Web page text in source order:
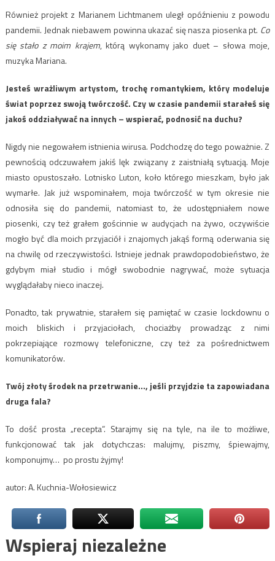
Również projekt z Marianem Lichtmanem uległ opóźnieniu z powodu
pandemii. Jednak niebawem powinna ukazać się nasza piosenka pt. Co
się stało z moim krajem, którą wykonamy jako duet – słowa moje,
muzyka Mariana.
Jesteś wrażliwym artystom, trochę romantykiem, który modeluje
świat poprzez swoją twórczość. Czy w czasie pandemii starałeś się
jakoś oddziaływać na innych – wspierać, podnosić na duchu?
Nigdy nie negowałem istnienia wirusa. Podchodzę do tego poważnie. Z
pewnością odczuwałem jakiś lęk związany z zaistniałą sytuacją. Moje
miasto opustoszało. Lotnisko Luton, koło którego mieszkam, było jak
wymarłe. Jak już wspominałem, moja twórczość w tym okresie nie
odnosiła się do pandemii, natomiast to, że udostępniałem nowe
piosenki, czy też grałem gościnnie w audycjach na żywo, oczywiście
mogło być dla moich przyjaciół i znajomych jakąś formą oderwania się
na chwilę od rzeczywistości. Istnieje jednak prawdopodobieństwo, że
gdybym miał studio i mógł swobodnie nagrywać, może sytuacja
wyglądałaby nieco inaczej.
Ponadto, tak prywatnie, starałem się pamiętać w czasie lockdownu o
moich bliskich i przyjaciołach, chociażby prowadząc z nimi
pokrzepiające rozmowy telefoniczne, czy też za pośrednictwem
komunikatorów.
Twój złoty środek na przetrwanie…, jeśli przyjdzie ta zapowiadana
druga fala?
To dość prosta „recepta”. Starajmy się na tyle, na ile to możliwe,
funkcjonować tak jak dotychczas: malujmy, piszmy, śpiewajmy,
komponujmy… po prostu żyjmy!
autor: A. Kuchnia-Wołosiewicz
Wspieraj niezależne